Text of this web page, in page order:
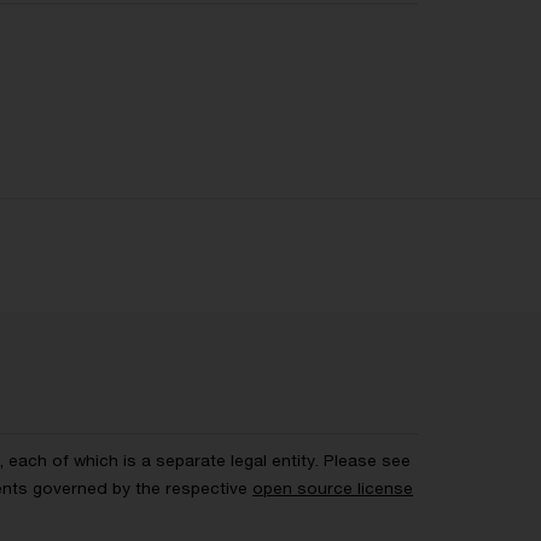
of which is a separate legal entity. Please see
governed by the respective open source license